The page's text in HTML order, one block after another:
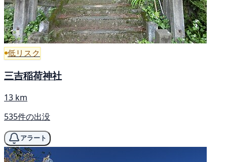
低リスク
三吉稲荷神社
13 km
535件の出没
アラート